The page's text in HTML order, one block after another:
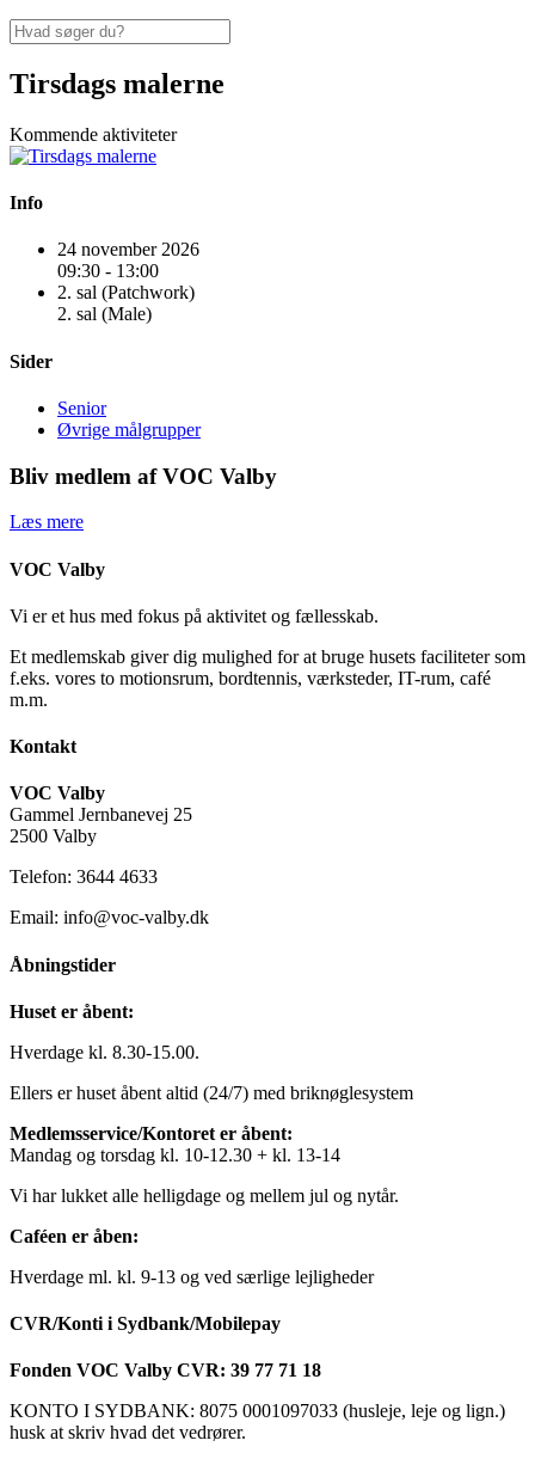
Tirsdags malerne
Kommende aktiviteter
Info
24 november 2026
09:30 - 13:00
2. sal (Patchwork)
2. sal (Male)
Sider
Senior
Øvrige målgrupper
Bliv medlem af VOC Valby
Læs mere
VOC Valby
Vi er et hus med fokus på aktivitet og fællesskab.
Et medlemskab giver dig mulighed for at bruge husets faciliteter som
f.eks. vores to motionsrum, bordtennis, værksteder, IT-rum, café
m.m.
Kontakt
VOC Valby
Gammel Jernbanevej 25
2500 Valby
Telefon: 3644 4633
Email: info@voc-valby.dk
Åbningstider
Huset er åbent:
Hverdage kl. 8.30-15.00.
Ellers er huset åbent altid (24/7) med briknøglesystem
Medlemsservice/Kontoret er åbent:
Mandag og torsdag kl. 10-12.30 + kl. 13-14
Vi har lukket alle helligdage og mellem jul og nytår.
Caféen er åben:
Hverdage ml. kl. 9-13 og ved særlige lejligheder
CVR/Konti i Sydbank/Mobilepay
Fonden VOC Valby CVR: 39 77 71 18
KONTO I SYDBANK: 8075 0001097033 (husleje, leje og lign.)
husk at skriv hvad det vedrører.